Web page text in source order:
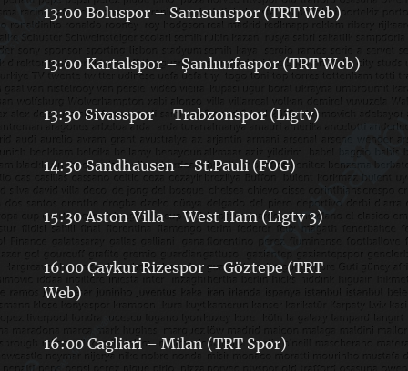
13:00 Boluspor – Samsunspor (TRT Web)
13:00 Kartalspor – Şanlıurfaspor (TRT Web)
13:30 Sivasspor – Trabzonspor (Ligtv)
14:30 Sandhausen – St.Pauli (FOG)
15:30 Aston Villa – West Ham (Ligtv 3)
16:00 Çaykur Rizespor – Göztepe (TRT
Web)
16:00 Cagliari – Milan (TRT Spor)